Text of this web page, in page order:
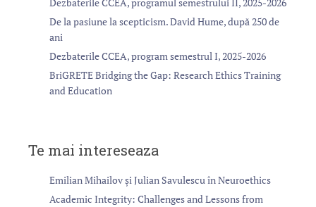
De la pasiune la scepticism. David Hume, după 250 de
ani
Dezbaterile CCEA, program semestrul I, 2025-2026
BriGRETE Bridging the Gap: Research Ethics Training
and Education
Te mai intereseaza
Emilian Mihailov și Julian Savulescu în Neuroethics
Academic Integrity: Challenges and Lessons from